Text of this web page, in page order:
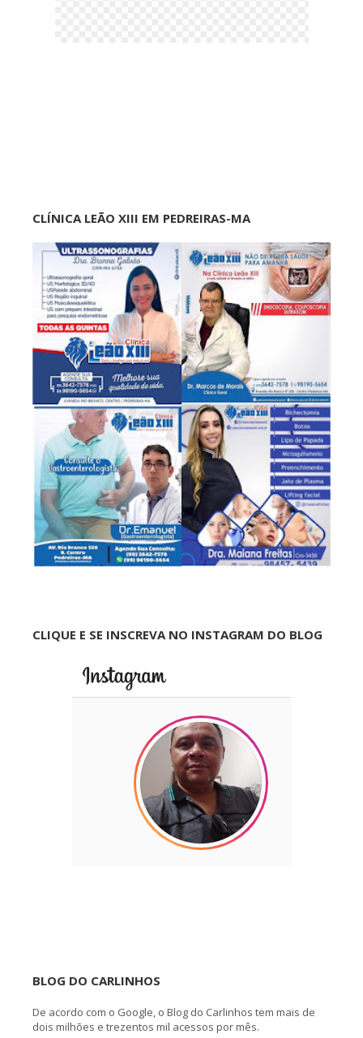
CLÍNICA LEÃO XIII EM PEDREIRAS-MA
CLIQUE E SE INSCREVA NO INSTAGRAM DO BLOG
BLOG DO CARLINHOS
De acordo com o Google, o Blog do Carlinhos tem mais de
dois milhões e trezentos mil acessos por mês.